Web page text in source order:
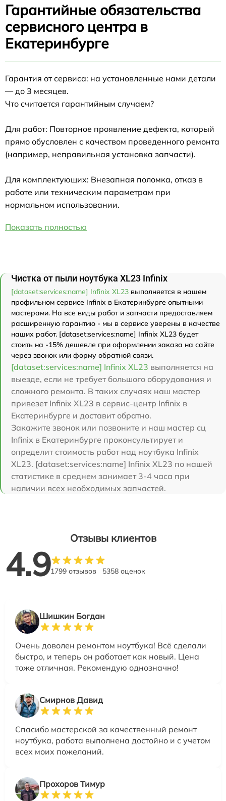
Гарантийные обязательства
сервисного центра в
Екатеринбурге
Гарантия от сервиса: на установленные нами детали
— до 3 месяцев.
Что считается гарантийным случаем?
Для работ: Повторное проявление дефекта, который
прямо обусловлен с качеством проведенного ремонта
(например, неправильная установка запчасти).
Для комплектующих: Внезапная поломка, отказ в
работе или техническим параметрам при
нормальном использовании.
Показать полностью
Чистка от пыли ноутбука XL23 Infinix
[dataset:services:name] Infinix XL23 выполняется в нашем
профильном сервисе Infinix в Екатеринбурге опытными
мастерами. На все виды работ и запчасти предоставляем
расширенную гарантию - мы в сервисе уверены в качестве
наших работ. [dataset:services:name] Infinix XL23 будет
стоить на -15% дешевле при оформлении заказа на сайте
через звонок или форму обратной связи.
[dataset:services:name] Infinix XL23 выполняется на
выезде, если не требует большого оборудования и
сложного ремонта. В таких случаях наш мастер
привезет Infinix XL23 в сервис-центр Infinix в
Екатеринбурге и доставит обратно.
Закажите звонок или позвоните и наш мастер сц
Infinix в Екатеринбурге проконсультирует и
определит стоимость работ над ноутбука Infinix
XL23. [dataset:services:name] Infinix XL23 по нашей
статистике в среднем занимает 3-4 часа при
наличии всех необходимых запчастей.
Отзывы клиентов
4.91799 отзывов 5358 оценок
Шишкин Богдан
Очень доволен ремонтом ноутбука! Всё сделали
быстро, и теперь он работает как новый. Цена
тоже отличная. Рекомендую однозначно!
Смирнов Давид
Спасибо мастерской за качественный ремонт
ноутбука, работа выполнена достойно и с учетом
всех моих пожеланий.
Прохоров Тимур